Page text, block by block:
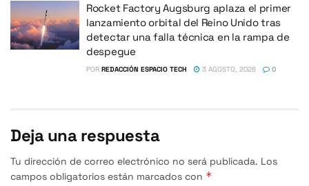
Rocket Factory Augsburg aplaza el primer
lanzamiento orbital del Reino Unido tras
detectar una falla técnica en la rampa de
despegue
POR REDACCIÓN ESPACIO TECH 3 AGOSTO, 2026 0
Deja una respuesta
Tu dirección de correo electrónico no será publicada. Los
campos obligatorios están marcados con *